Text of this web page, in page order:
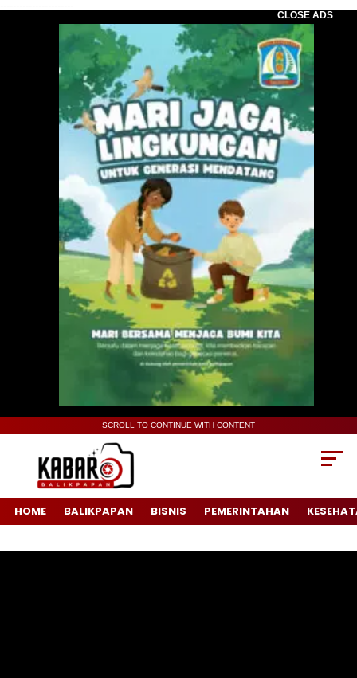
-----------------------
CLOSE ADS
SCROLL TO CONTINUE WITH CONTENT
HOME BALIKPAPAN BISNIS PEMERINTAHAN